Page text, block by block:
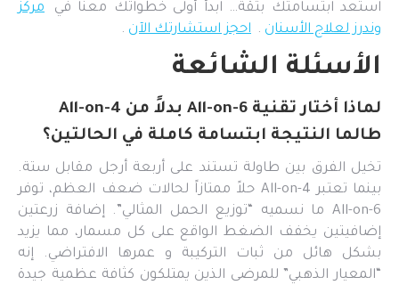
استعد ابتسامتك بثقة… ابدأ أولى خطواتك معنا في
مركز
وندرز لعلاج الأسنان . احجز استشارتك الآن .
الأسئلة الشائعة
لماذا أختار تقنية All-on-6 بدلاً من All-on-4
طالما النتيجة ابتسامة كاملة في الحالتين؟
تخيل الفرق بين طاولة تستند على أربعة أرجل مقابل ستة.
بينما تعتبر All-on-4 حلاً ممتازاً لحالات ضعف العظم، توفر
All-on-6 ما نسميه “توزيع الحمل المثالي”. إضافة زرعتين
إضافيتين يخفف الضغط الواقع على كل مسمار، مما يزيد
بشكل هائل من ثبات التركيبة و عمرها الافتراضي. إنه
“المعيار الذهبي” للمرضى الذين يمتلكون كثافة عظمية جيدة